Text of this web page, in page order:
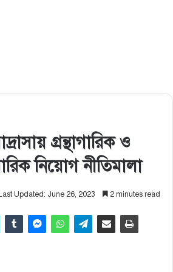
গ্রন্থাগারিক ও
নিয়োগ নীতিমালা
Last Updated: June 26, 2023 2 minutes read